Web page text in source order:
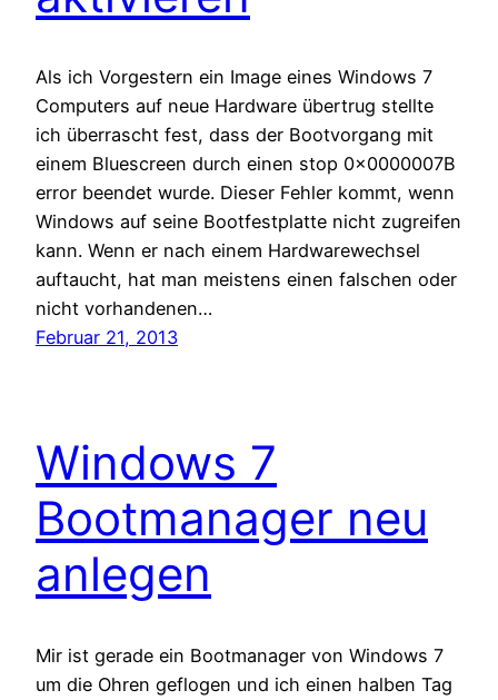
Als ich Vorgestern ein Image eines Windows 7
Computers auf neue Hardware übertrug stellte
ich überrascht fest, dass der Bootvorgang mit
einem Bluescreen durch einen stop 0x0000007B
error beendet wurde. Dieser Fehler kommt, wenn
Windows auf seine Bootfestplatte nicht zugreifen
kann. Wenn er nach einem Hardwarewechsel
auftaucht, hat man meistens einen falschen oder
nicht vorhandenen…
Februar 21, 2013
Windows 7
Bootmanager neu
anlegen
Mir ist gerade ein Bootmanager von Windows 7
um die Ohren geflogen und ich einen halben Tag